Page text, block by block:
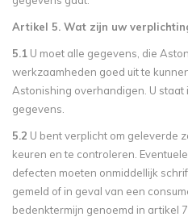
Artikel 5. Wat zijn uw
5.1 U moet alle gegevens, die
werkzaamheden goed uit te
Astonishing overhandigen. U staat
gegevens.
5.2 U bent verplicht om geleverde
keuren en te controleren.
defecten moeten onmiddellijk
gemeld of in geval van een
bedenktermijn genoemd in artikel